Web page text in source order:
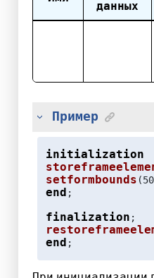
данных
Пример
initialization
setformbounds
end ;
finalization
end ;